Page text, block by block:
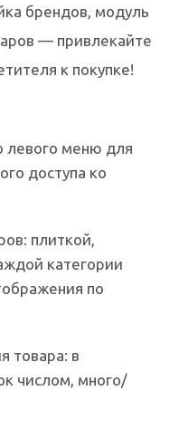
брендов, модуль
— привлекайте
к покупке!
левого меню для
доступа ко
плиткой,
категории
по
товара: в
числом, много/